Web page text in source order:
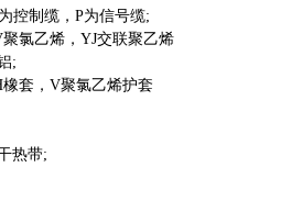
制缆，P为信号缆;
氯乙烯，YJ交联聚乙烯
;
套，V聚氯乙烯护套
热带;